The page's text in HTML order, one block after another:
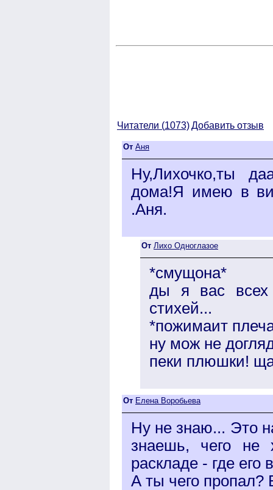
Читатели (1073)Добавить отзыв
От Аня
Ну,Лихочко,ты
дома!Я имею в
.Аня.
От Лихо Одноглазое
*смущона*
ды я вас всех
стихей...
*пожимаит
ну мож не
пеки плюшки!
От Елена Воробьева
Ну не знаю... Это
знаешь, чего не
раскладе - где его
А ты чего пропал?